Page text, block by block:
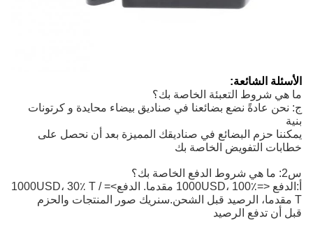
الأسئلة الشائعة:
ما هي شروط التعبئة الخاصة بك؟
ج: نحن عادةً نضع بضائعنا في صناديق بيضاء محايدة و كرتونات
بنية
يمكننا حزم البضائع في صناديقك المميزة بعد أن نحصل على
خطابات التفويض الخاصة بك
س2: ما هي شروط الدفع الخاصة بك؟
أ:
الدفع <=1000USD، 100٪ مقدما. الدفع>=1000USD، 30٪ T /
T مقدما، الرصيد قبل الشحن.
سنريك صور المنتجات والحزم
قبل أن تدفع الرصيد